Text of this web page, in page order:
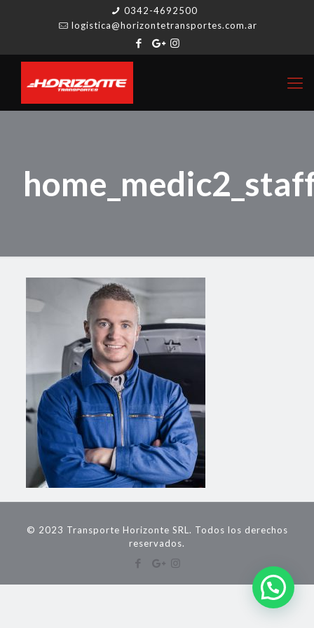
0342-4692500
logistica@horizontetransportes.com.ar
© 2023 Transporte Horizonte SRL. Todos los derechos
reservados.